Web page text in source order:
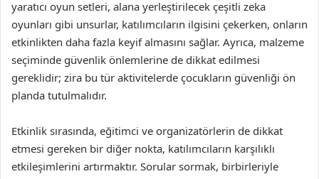
yaratıcı oyun setleri, alana yerleştirilecek çeşitli zeka
oyunları gibi unsurlar, katılımcıların ilgisini çekerken, onların
etkinlikten daha fazla keyif almasını sağlar. Ayrıca, malzeme
seçiminde güvenlik önlemlerine de dikkat edilmesi
gereklidir; zira bu tür aktivitelerde çocukların güvenliği ön
planda tutulmalıdır.
Etkinlik sırasında, eğitimci ve organizatörlerin de dikkat
etmesi gereken bir diğer nokta, katılımcıların karşılıklı
etkileşimlerini artırmaktır. Sorular sormak, birbirleriyle